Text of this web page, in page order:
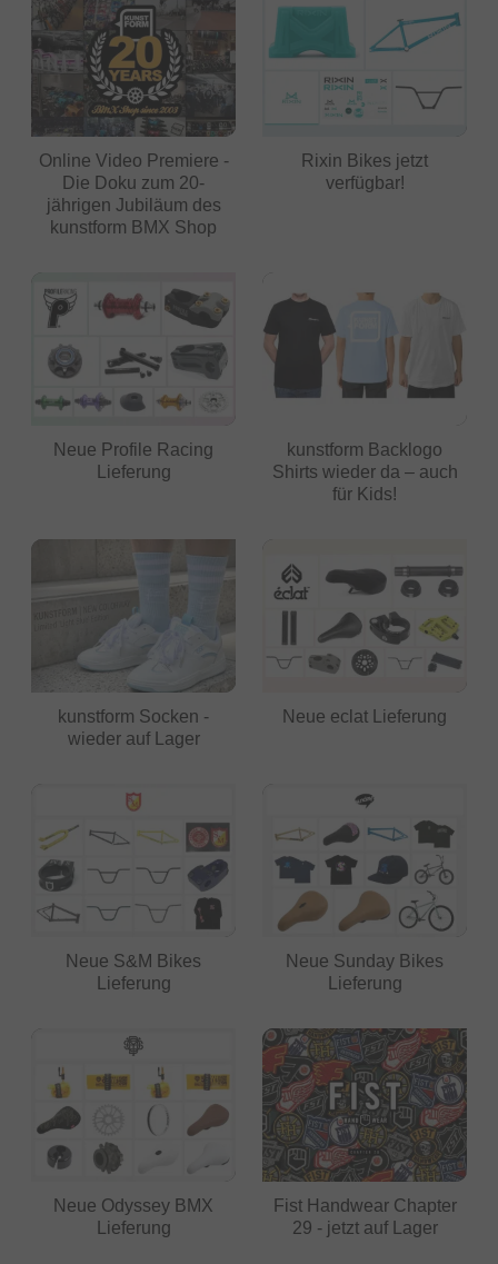
Online Video Premiere -
Die Doku zum 20-
jährigen Jubiläum des
kunstform BMX Shop
Rixin Bikes jetzt
verfügbar!
Neue Profile Racing
Lieferung
kunstform Backlogo
Shirts wieder da – auch
für Kids!
kunstform Socken -
wieder auf Lager
Neue eclat Lieferung
Neue S&M Bikes
Lieferung
Neue Sunday Bikes
Lieferung
Neue Odyssey BMX
Lieferung
Fist Handwear Chapter
29 - jetzt auf Lager